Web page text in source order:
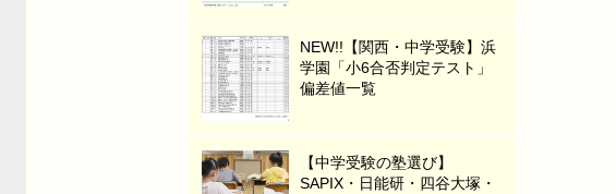
NEW!!【関西・中学受験】浜
学園「小6合否判定テスト」
偏差値一覧
【中学受験の塾選び】
SAPIX・日能研・四谷大塚・